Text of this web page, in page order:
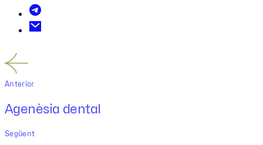
Anterior
Agenèsia dental
Següent